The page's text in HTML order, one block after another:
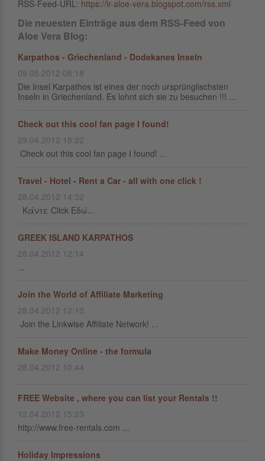
RSS-Feed-URL: https://lr-aloe-vera.blogspot.com/rss.xml
Die neuesten Einträge aus dem RSS-Feed von
Aloe Vera Blog:
Karpathos - Griechenland - Dodekanes Inseln
09.05.2012 08:18
Die Insel Karpathos ist eines der noch ursprünglischsten
Inseln in Griechenland. Es lohnt sich sie zu besuchen !!! ...
Check out this cool fan page I found!
29.04.2012 18:22
Check out this cool fan page I found! ...
Travel - Hotel - Rent a Car - all with one click !
28.04.2012 14:32
Κάντε Click Εδώ...
GREEK ISLAND KARPATHOS
28.04.2012 12:14
...
Join the World of Affiliate Marketing
28.04.2012 12:10
Join the Linkwise Affiliate Network! ...
Make Money Online - the formula
28.04.2012 10:44
FREE Website , where you can list your Rentals !!
12.04.2012 15:23
http://www.free-rentals.com ...
Holiday Impressions